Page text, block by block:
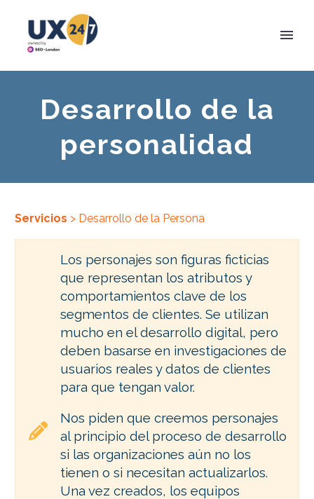
ES
Desarrollo de la
personalidad
Servicios > Desarrollo de la Persona
Los personajes son figuras ficticias
que representan los atributos y
comportamientos clave de los
segmentos de clientes. Se utilizan
mucho en el desarrollo digital, pero
deben basarse en investigaciones de
usuarios reales y datos de clientes
para que tengan valor.
Nos piden que creemos personajes
al principio del proceso de desarrollo
si las organizaciones aún no los
tienen o si necesitan actualizarlos.
Una vez creados, los equipos